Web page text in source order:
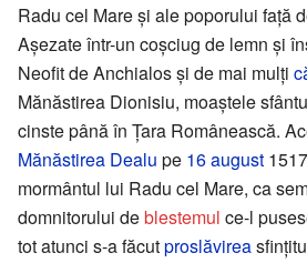
Radu cel Mare și ale poporului față
Așezate într-un coșciug de lemn și
Neofit de Anchialos și de mai mulți
Mănăstirea Dionisiu, moaștele
cinste până în Țara Românească.
Mănăstirea Dealu pe 16 august
mormântul lui Radu cel Mare, ca
domnitorului deblestemul ce-l
tot atunci s-a făcutproslăvirea